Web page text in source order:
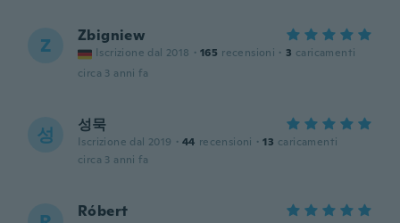
Z Zbigniew
Iscrizione dal 2018 · 165 recensioni · 3 caricamenti
circa 3 anni fa
성 성묵
Iscrizione dal 2019 · 44 recensioni · 13 caricamenti
circa 3 anni fa
Róbert